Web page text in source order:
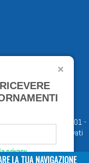
2023 - P.I. 05398481001 -
98 - Tutti i diritti riservati
privacy
LA TUA NAVIGAZIONE